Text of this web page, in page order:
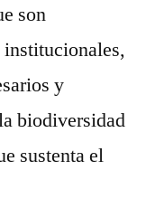
son
institucionales,
y
biodiversidad
sustenta el